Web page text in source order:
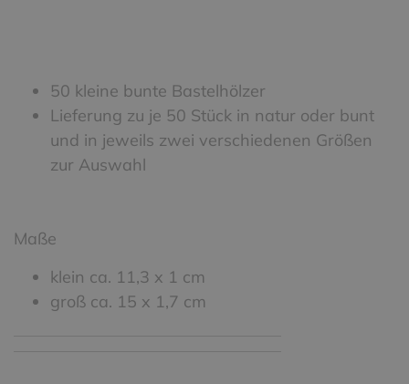
50 kleine bunte Bastelhölzer
Lieferung zu je 50 Stück in natur oder bunt
und in jeweils zwei verschiedenen Größen
zur Auswahl
Maße
klein ca. 11,3 x 1 cm
groß ca. 15 x 1,7 cm